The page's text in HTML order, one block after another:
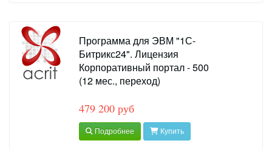
Программа для ЭВМ "1С-
Битрикс24". Лицензия
Корпоративный портал - 500
(12 мес., переход)
479 200 руб
Подробнее Купить